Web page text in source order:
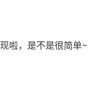
啦，是不是很简单~